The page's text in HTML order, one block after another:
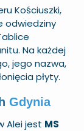
Kościuszki,
odwiedziny
Na każdej
jego nazwa,
płyty.
Gdynia
Alei jest MS